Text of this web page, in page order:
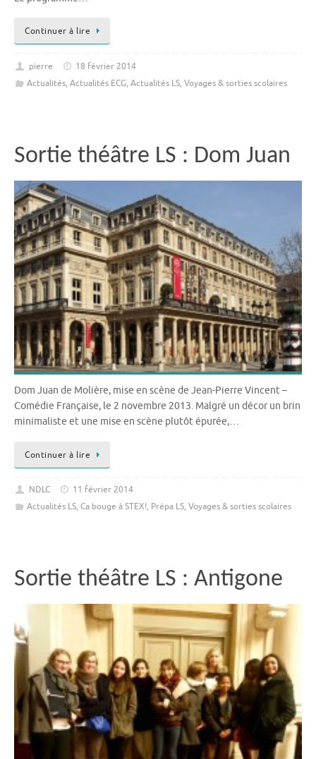
Continuer à lire
pierre
18 février 2014
Actualités, Actualités ECG, Actualités LS, Voyages & sorties scolaires
Sortie théâtre LS : Dom Juan
Dom Juan de Molière, mise en scène de Jean-Pierre Vincent –
Comédie Française, le 2 novembre 2013. Malgré un décor un brin
minimaliste et une mise en scène plutôt épurée,…
Continuer à lire
NDLC
11 février 2014
Actualités LS, Ca bouge à STEX!, Prépa LS, Voyages & sorties scolaires
Sortie théâtre LS : Antigone